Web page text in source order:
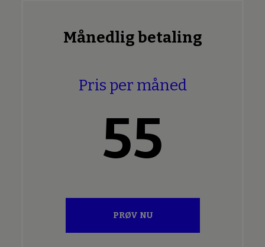
Månedlig betaling
Pris per måned
55
PRØV NU